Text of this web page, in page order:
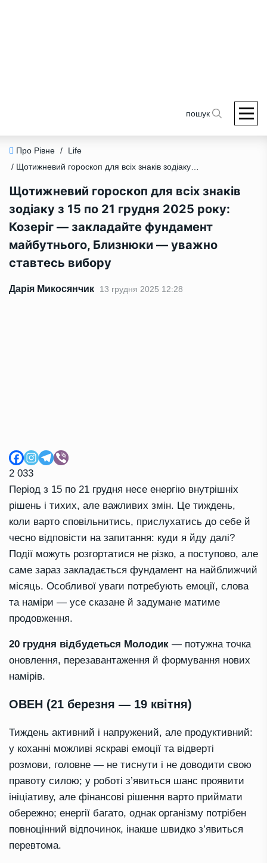
пошук
Про Рівне /
Life
/ Щотижневий гороскоп для всіх знаків зодіаку з 15 по 21 грудня 2025 року: Козеріг — закладайте фундамент майбутнього, Близнюки — уважно ставтесь вибору
Щотижневий гороскоп для всіх знаків
зодіаку з 15 по 21 грудня 2025 року:
Козеріг — закладайте фундамент
майбутнього, Близнюки — уважно
ставтесь вибору
Дарія Микосянчик 13 грудня 2025 12:28
2 033
Період з 15 по 21 грудня несе енергію внутрішніх
рішень і тихих, але важливих змін. Це тиждень,
коли варто сповільнитись, прислухатись до себе й
чесно відповісти на запитання: куди я йду далі?
Події можуть розгортатися не різко, а поступово, але
саме зараз закладається фундамент на найближчий
місяць. Особливої уваги потребують емоції, слова
та наміри — усе сказане й задумане матиме
продовження.
20 грудня відбудеться Молодик — потужна точка
оновлення, перезавантаження й формування нових
намірів.
ОВЕН (21 березня — 19 квітня)
Тиждень активний і напружений, але продуктивний:
у коханні можливі яскраві емоції та відверті
розмови, головне — не тиснути і не доводити свою
правоту силою; у роботі з’явиться шанс проявити
ініціативу, але фінансові рішення варто приймати
обережно; енергії багато, однак організму потрібен
повноцінний відпочинок, інакше швидко з’явиться
перевтома.